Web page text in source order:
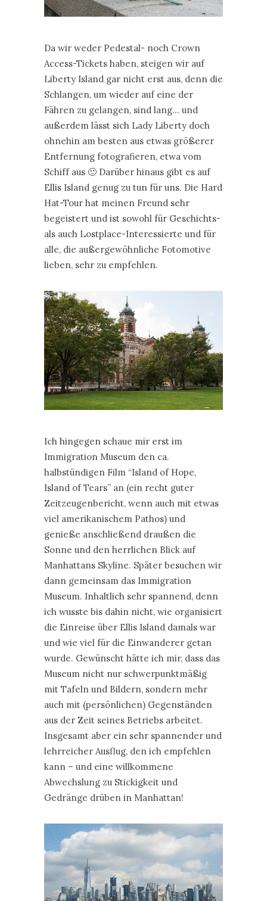
Da wir weder Pedestal- noch Crown
Access-Tickets haben, steigen wir auf
Liberty Island gar nicht erst aus, denn die
Schlangen, um wieder auf eine der
Fähren zu gelangen, sind lang… und
außerdem lässt sich Lady Liberty doch
ohnehin am besten aus etwas größerer
Entfernung fotografieren, etwa vom
Schiff aus 🙂 Darüber hinaus gibt es auf
Ellis Island genug zu tun für uns. Die Hard
Hat-Tour hat meinen Freund sehr
begeistert und ist sowohl für Geschichts-
als auch Lostplace-Interessierte und für
alle, die außergewöhnliche Fotomotive
lieben, sehr zu empfehlen.
Ich hingegen schaue mir erst im
Immigration Museum den ca.
halbstündigen Film “Island of Hope,
Island of Tears” an (ein recht guter
Zeitzeugenbericht, wenn auch mit etwas
viel amerikanischem Pathos) und
genieße anschließend draußen die
Sonne und den herrlichen Blick auf
Manhattans Skyline. Später besuchen wir
dann gemeinsam das Immigration
Museum. Inhaltlich sehr spannend, denn
ich wusste bis dahin nicht, wie organisiert
die Einreise über Ellis Island damals war
und wie viel für die Einwanderer getan
wurde. Gewünscht hätte ich mir, dass das
Museum nicht nur schwerpunktmäßig
mit Tafeln und Bildern, sondern mehr
auch mit (persönlichen) Gegenständen
aus der Zeit seines Betriebs arbeitet.
Insgesamt aber ein sehr spannender und
lehrreicher Ausflug, den ich empfehlen
kann – und eine willkommene
Abwechslung zu Stickigkeit und
Gedränge drüben in Manhattan!